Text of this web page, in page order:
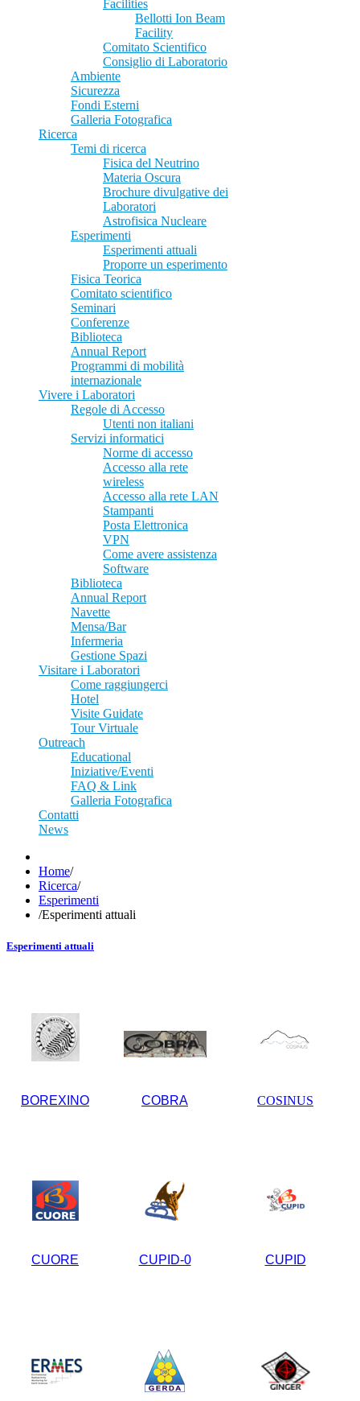
Facilities
Bellotti Ion Beam
Facility
Comitato Scientifico
Consiglio di Laboratorio
Ambiente
Sicurezza
Fondi Esterni
Galleria Fotografica
Ricerca
Temi di ricerca
Fisica del Neutrino
Materia Oscura
Brochure divulgative dei
Laboratori
Astrofisica Nucleare
Esperimenti
Esperimenti attuali
Proporre un esperimento
Fisica Teorica
Comitato scientifico
Seminari
Conferenze
Biblioteca
Annual Report
Programmi di mobilità
internazionale
Vivere i Laboratori
Regole di Accesso
Utenti non italiani
Servizi informatici
Norme di accesso
Accesso alla rete
wireless
Accesso alla rete LAN
Stampanti
Posta Elettronica
VPN
Come avere assistenza
Software
Biblioteca
Annual Report
Navette
Mensa/Bar
Infermeria
Gestione Spazi
Visitare i Laboratori
Come raggiungerci
Hotel
Visite Guidate
Tour Virtuale
Outreach
Educational
Iniziative/Eventi
FAQ & Link
Galleria Fotografica
Contatti
News
Home/
Ricerca/
Esperimenti
/Esperimenti attuali
Esperimenti attuali
BOREXINO COBRA COSINUS
CUORE CUPID-0 CUPID